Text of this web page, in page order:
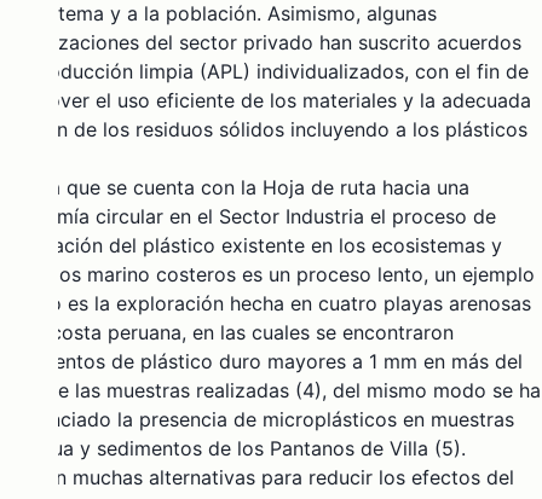
ecosistema y a la población. Asimismo, algunas
organizaciones del sector privado han suscrito acuerdos
de producción limpia (APL) individualizados, con el fin de
promover el uso eficiente de los materiales y la adecuada
gestión de los residuos sólidos incluyendo a los plásticos
Pese a que se cuenta con la Hoja de ruta hacia una
economía circular en el Sector Industria el proceso de
eliminación del plástico existente en los ecosistemas y
espacios marino costeros es un proceso lento, un ejemplo
de ello es la exploración hecha en cuatro playas arenosas
de la costa peruana, en las cuales se encontraron
fragmentos de plástico duro mayores a 1 mm en más del
80% de las muestras realizadas (4), del mismo modo se ha
evidenciado la presencia de microplásticos en muestras
de agua y sedimentos de los Pantanos de Villa (5).
Existen muchas alternativas para reducir los efectos del